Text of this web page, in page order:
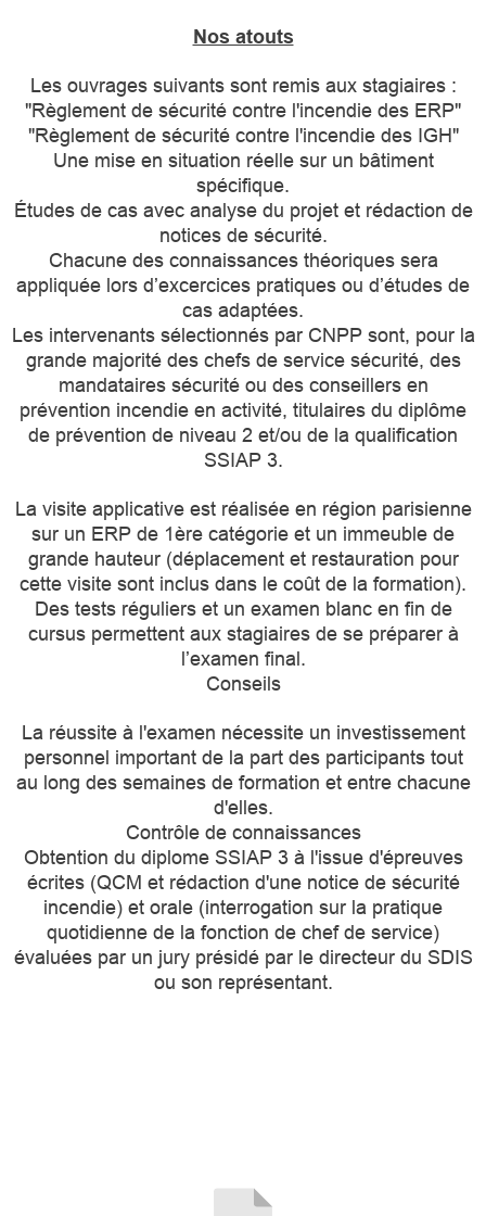
Nos atouts
Les ouvrages suivants sont remis aux stagiaires :
"Règlement de sécurité contre l'incendie des ERP"
"Règlement de sécurité contre l'incendie des IGH"
Une mise en situation réelle sur un bâtiment
spécifique.
Études de cas avec analyse du projet et rédaction de
notices de sécurité.
Chacune des connaissances théoriques sera
appliquée lors d’excercices pratiques ou d’études de
cas adaptées.
Les intervenants sélectionnés par CNPP sont, pour la
grande majorité des chefs de service sécurité, des
mandataires sécurité ou des conseillers en
prévention incendie en activité, titulaires du diplôme
de prévention de niveau 2 et/ou de la qualification
SSIAP 3.
La visite applicative est réalisée en région parisienne
sur un ERP de 1ère catégorie et un immeuble de
grande hauteur (déplacement et restauration pour
cette visite sont inclus dans le coût de la formation).
Des tests réguliers et un examen blanc en fin de
cursus permettent aux stagiaires de se préparer à
l’examen final.
Conseils
La réussite à l'examen nécessite un investissement
personnel important de la part des participants tout
au long des semaines de formation et entre chacune
d'elles.
Contrôle de connaissances
Obtention du diplome SSIAP 3 à l'issue d'épreuves
écrites (QCM et rédaction d'une notice de sécurité
incendie) et orale (interrogation sur la pratique
quotidienne de la fonction de chef de service)
évaluées par un jury présidé par le directeur du SDIS
ou son représentant.